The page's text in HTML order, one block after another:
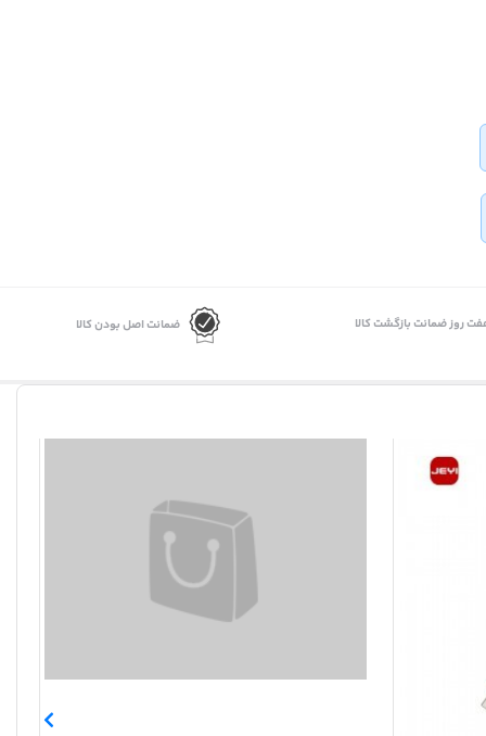
روز ضمانت بازگشت کالا ضمانت اصل بودن کالا